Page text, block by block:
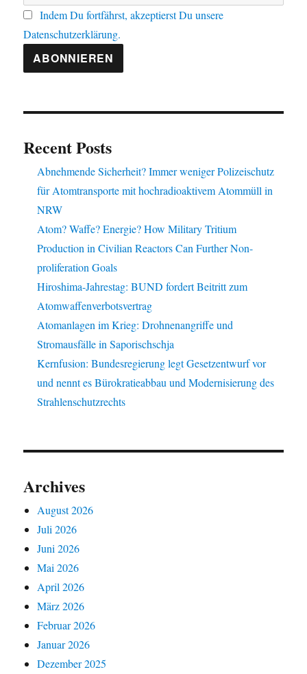
Indem Du fortfährst, akzeptierst Du unsere
Datenschutzerklärung.
Recent Posts
Abnehmende Sicherheit? Immer weniger Polizeischutz
für Atomtransporte mit hochradioaktivem Atommüll in
NRW
Atom? Waffe? Energie? How Military Tritium
Production in Civilian Reactors Can Further Non-
proliferation Goals
Hiroshima-Jahrestag: BUND fordert Beitritt zum
Atomwaffenverbotsvertrag
Atomanlagen im Krieg: Drohnenangriffe und
Stromausfälle in Saporischschja
Kernfusion: Bundesregierung legt Gesetzentwurf vor
und nennt es Bürokratieabbau und Modernisierung des
Strahlenschutzrechts
Archives
August 2026
Juli 2026
Juni 2026
Mai 2026
April 2026
März 2026
Februar 2026
Januar 2026
Dezember 2025